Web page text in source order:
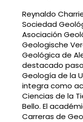
Reynaldo
Sociedad
Asociación
Geologische
Geológica de
destacado
Geología de la
integra como
Ciencias de la
Bello. El
Carreras de